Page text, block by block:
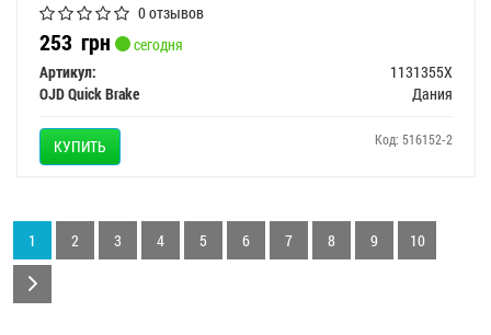
0 отзывов
253 грн
сегодня
Артикул:
1131355X
OJD Quick Brake
Дания
КУПИТЬ Код: 516152-2
1 2 3 4 5 6 7 8 9 10